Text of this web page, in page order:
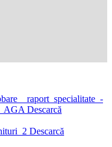
Descarcă
Descarcă